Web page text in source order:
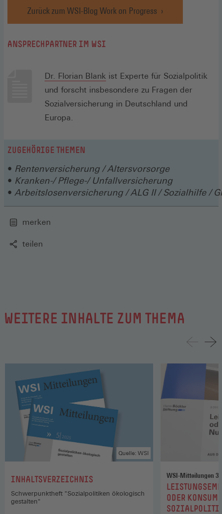
Zurück zum WSI-Blog Work on Progress
ANSPRECHPARTNER IM WSI
Dr. Florian Blank ist Experte für Sozialpolitik
und forscht insbesondere zu Fragen der
Sozialversicherung in Deutschland und
Europa.
ZUGEHÖRIGE THEMEN
Rentenversicherung / Altersvorsorge
Kranken-/ Pflege-/ Unfallversicherung
Arbeitslosenversicherung / ALG II / Sozialhilfe /
merken
teilen
WEITERE INHALTE ZUM THEMA
:INHALTSVERZEICHNIS
Quelle: WSI
Schwerpunktheft "Sozialpolitiken ökologisch
gestalten"
WSI-Mitteilungen
:
ODER